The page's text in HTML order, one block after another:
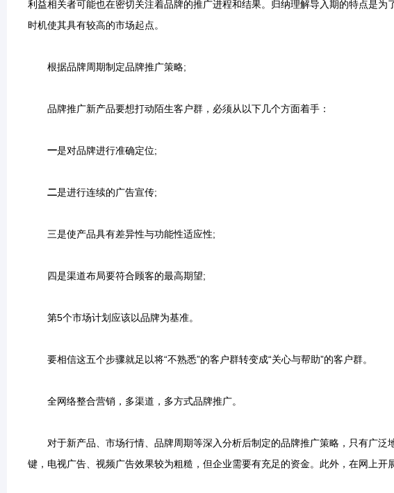
利益相关者可能也在密切关注着品牌的推广进程和结果。归纳理解导入期的特点是
时机使其具有较高的市场起点。
根据品牌周期制定品牌推广策略;
品牌推广新产品要想打动陌生客户群，必须从以下几个方面着手：
一是对品牌进行准确定位;
二是进行连续的广告宣传;
三是使产品具有差异性与功能性适应性;
四是渠道布局要符合顾客的最高期望;
第5个市场计划应该以品牌为基准。
要相信这五个步骤就足以将“不熟悉”的客户群转变成“关心与帮助”的客户群。
全网络整合营销，多渠道，多方式品牌推广。
对于新产品、市场行情、品牌周期等深入分析后制定的品牌推广策略，只有广泛
键，电视广告、视频广告效果较为粗糙，但企业需要有充足的资金。此外，在网上开